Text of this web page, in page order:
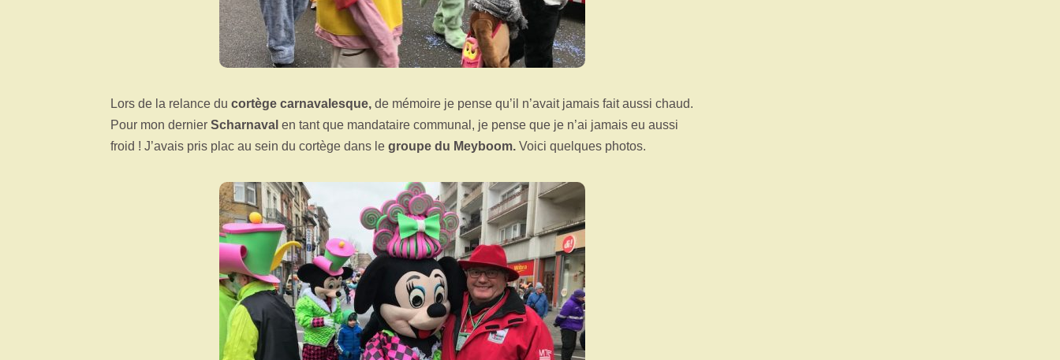
Lors de la relance du cortège carnavalesque, de mémoire je pense qu’il n’avait jamais fait aussi chaud.
Pour mon dernier Scharnaval en tant que mandataire communal, je pense que je n’ai jamais eu aussi
froid ! J’avais pris plac au sein du cortège dans le groupe du Meyboom. Voici quelques photos.